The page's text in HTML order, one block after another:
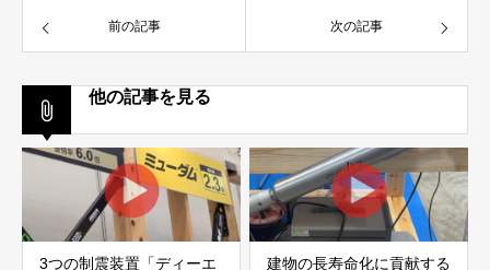
前の記事 次の記事
他の記事を見る
3つの制震装置「ディーエ 建物の長寿命化に貢献する